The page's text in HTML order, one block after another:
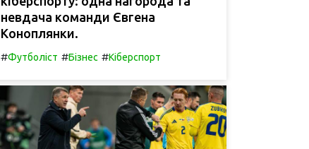
невдача команди Євгена
Коноплянки.
#Футболіст #Бізнес #Кіберспорт